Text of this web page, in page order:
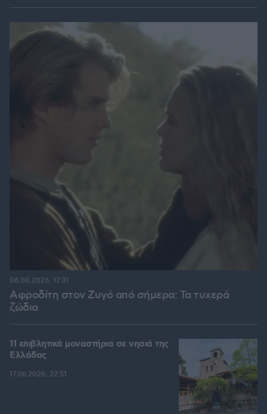
Αφροδίτη στον Ζυγό από σήμερα: Τα τυχερά
ζώδια
06.08.2026, 17:31
11 επιβλητικά μοναστήρια σε νησιά της
Ελλάδας
17.06.2026, 22:51